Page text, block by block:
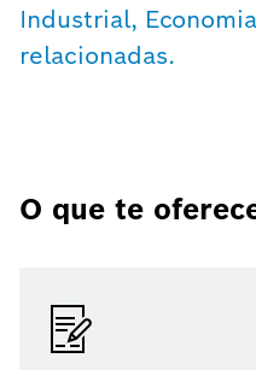
Industrial,
relacionadas.
O que te